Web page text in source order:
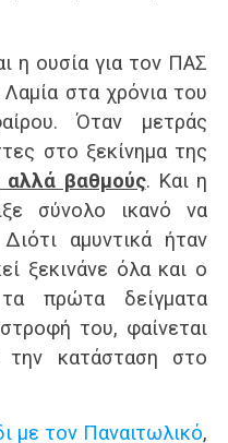
η ουσία για τον ΠΑΣ
στα χρόνια του
Όταν μετράς
στο ξεκίνημα της
αλλά βαθμούς. Και η
σύνολο ικανό να
αμυντικά ήταν
ξεκινάνε όλα και ο
πρώτα δείγματα
του, φαίνεται
κατάσταση στο
με τον Παναιτωλικό,